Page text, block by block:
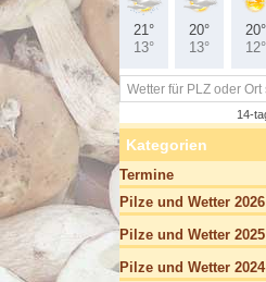
Kategorien
Termine
Pilze und Wetter 2026
Pilze und Wetter 2025
Pilze und Wetter 2024